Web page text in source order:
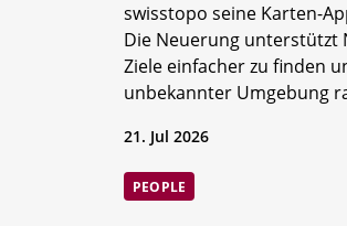
swisstopo seine Karten-
Die Neuerung unterstützt
Ziele einfacher zu finden
unbekannter Umgebung
21. Jul 2026
PEOPLE